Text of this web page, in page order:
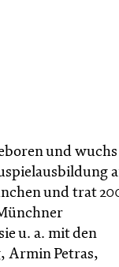
und
und trat
u. a. mit den
Armin Petras,